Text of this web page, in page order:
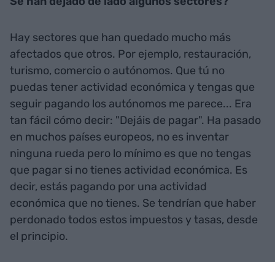
Hay sectores que han quedado mucho más
afectados que otros. Por ejemplo, restauración,
turismo, comercio o autónomos. Que tú no
puedas tener actividad económica y tengas que
seguir pagando los autónomos me parece... Era
tan fácil cómo decir: "Dejáis de pagar". Ha pasado
en muchos países europeos, no es inventar
ninguna rueda pero lo mínimo es que no tengas
que pagar si no tienes actividad económica. Es
decir, estás pagando por una actividad
económica que no tienes. Se tendrían que haber
perdonado todos estos impuestos y tasas, desde
el principio.